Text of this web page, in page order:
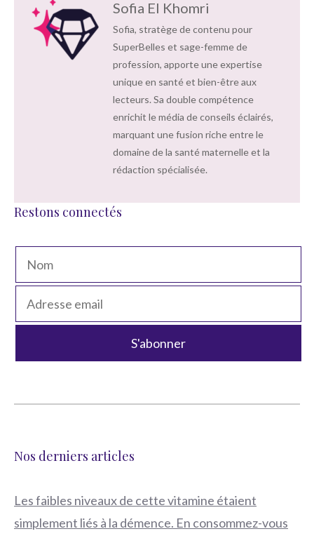
Sofia El Khomri
Sofia, stratège de contenu pour
SuperBelles et sage-femme de
profession, apporte une expertise
unique en santé et bien-être aux
lecteurs. Sa double compétence
enrichit le média de conseils éclairés,
marquant une fusion riche entre le
domaine de la santé maternelle et la
rédaction spécialisée.
Restons connectés
Nos derniers articles
Les faibles niveaux de cette vitamine étaient
simplement liés à la démence. En consommez-vous